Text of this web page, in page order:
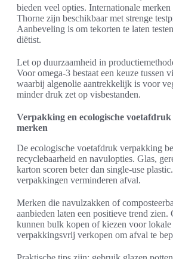
bieden veel opties. Internationale merken
Thorne zijn beschikbaar met strenge
Aanbeveling is om tekorten te laten
diëtist.
Let op duurzaamheid in
Voor omega-3 bestaat een keuze tussen
waarbij algenolie aantrekkelijk is voor
minder druk zet op visbestanden.
Verpakking en ecologische
merken
De ecologische voetafdruk verpakking
recyclebaarheid en navulopties. Glas,
karton scoren beter dan single-use
verpakkingen verminderen afval.
Merken die navulzakken of
aanbieden laten een positieve trend zien.
kunnen bulk kopen of kiezen voor
verpakkingsvrij verkopen om afval te